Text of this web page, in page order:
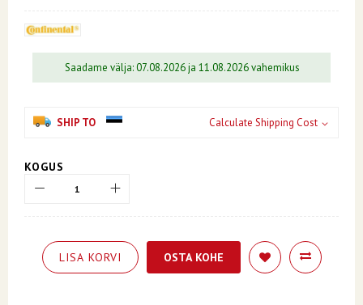
Saadame välja: 07.08.2026 ja 11.08.2026 vahemikus
SHIP TO Calculate Shipping Cost
KOGUS
LISA KORVI OSTA KOHE